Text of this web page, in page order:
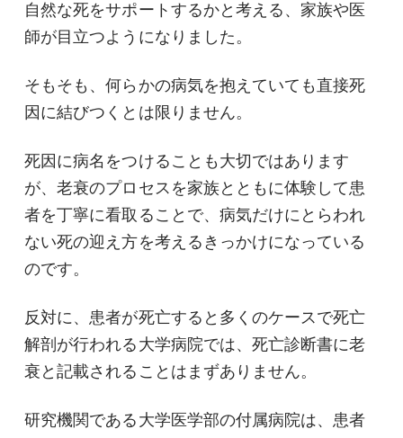
自然な死をサポートするかと考える、家族や医
師が目立つようになりました。
そもそも、何らかの病気を抱えていても直接死
因に結びつくとは限りません。
死因に病名をつけることも大切ではあります
が、老衰のプロセスを家族とともに体験して患
者を丁寧に看取ることで、病気だけにとらわれ
ない死の迎え方を考えるきっかけになっている
のです。
反対に、患者が死亡すると多くのケースで死亡
解剖が行われる大学病院では、死亡診断書に老
衰と記載されることはまずありません。
研究機関である大学医学部の付属病院は、患者